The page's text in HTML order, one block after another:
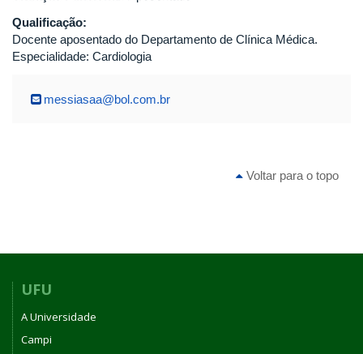
Qualificação:
Docente aposentado do Departamento de Clínica Médica.
Especialidade: Cardiologia
messiasaa@bol.com.br
Voltar para o topo
UFU
A Universidade
Campi